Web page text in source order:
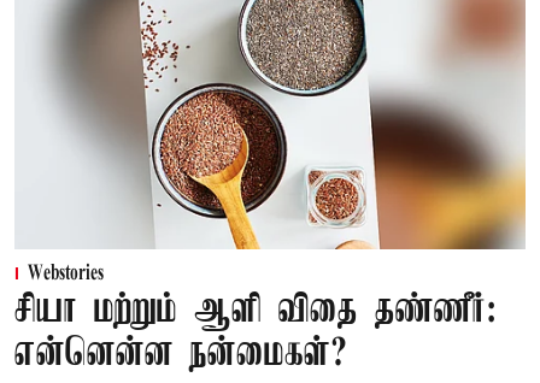
Webstories
சியா மற்றும் ஆளி விதை தண்ணீர்:
என்னென்ன நன்மைகள்?